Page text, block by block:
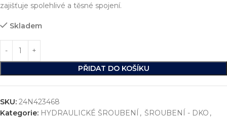
zajišťuje spolehlivé a těsné spojení.
Skladem
PŘIDAT DO KOŠÍKU
SKU: 24N423468
Kategorie: HYDRAULICKÉ ŠROUBENÍ , ŠROUBENÍ - DKO ,